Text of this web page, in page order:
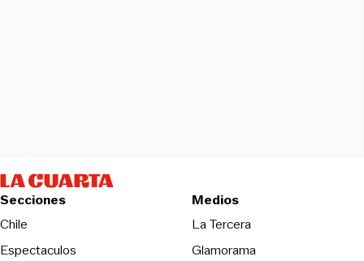
Secciones
Chile
Espectaculos
Medios
La TerceraOpens in new
Glamorama